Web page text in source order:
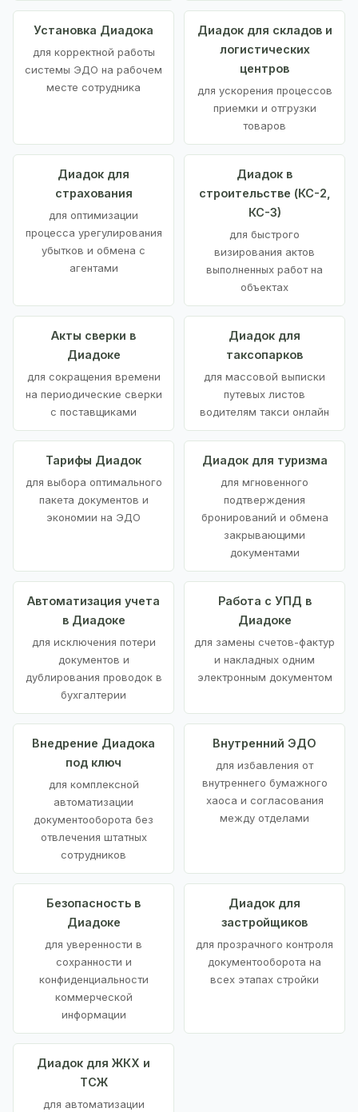
Установка Диадока
для корректной работы
системы ЭДО на рабочем
месте сотрудника
Диадок для складов и
логистических
центров
для ускорения процессов
приемки и отгрузки
товаров
Диадок для
страхования
для оптимизации
процесса урегулирования
убытков и обмена с
агентами
Диадок в
строительстве (КС-2,
КС-3)
для быстрого
визирования актов
выполненных работ на
объектах
Акты сверки в
Диадоке
для сокращения времени
на периодические сверки
с поставщиками
Диадок для
таксопарков
для массовой выписки
путевых листов
водителям такси онлайн
Тарифы Диадок
для выбора оптимального
пакета документов и
экономии на ЭДО
Диадок для туризма
для мгновенного
подтверждения
бронирований и обмена
закрывающими
документами
Автоматизация учета
в Диадоке
для исключения потери
документов и
дублирования проводок в
бухгалтерии
Работа с УПД в
Диадоке
для замены счетов-фактур
и накладных одним
электронным документом
Внедрение Диадока
под ключ
для комплексной
автоматизации
документооборота без
отвлечения штатных
сотрудников
Внутренний ЭДО
для избавления от
внутреннего бумажного
хаоса и согласования
между отделами
Безопасность в
Диадоке
для уверенности в
сохранности и
конфиденциальности
коммерческой
информации
Диадок для
застройщиков
для прозрачного контроля
документооборота на
всех этапах стройки
Диадок для ЖКХ и
ТСЖ
для автоматизации